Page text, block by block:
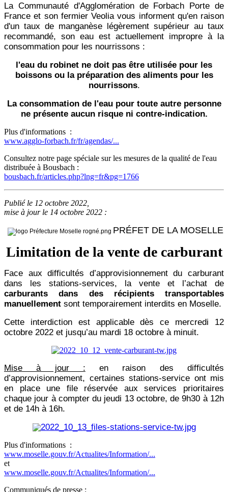
La Communauté d'Agglomération de Forbach Porte de
France et son fermier Veolia vous informent qu'en raison
d'un taux de manganèse légèrement supérieur au taux
recommandé, son eau est actuellement impropre à la
consommation pour les nourrissons :
l'eau du robinet ne doit pas être utilisée pour les
boissons ou la préparation des aliments pour les
nourrissons.
La consommation de l'eau pour toute autre personne
ne présente aucun risque ni contre-indication.
Plus d'informations :
www.agglo-forbach.fr/fr/agendas/...
Consultez notre page spéciale sur les mesures de la qualité de l'eau
distribuée à Bousbach :
bousbach.fr/articles.php?lng=fr&pg=1766
Publié le 12 octobre 2022,
mise à jour le 14 octobre 2022 :
PRÉFET DE LA MOSELLE
Limitation de la vente de carburant
Face aux difficultés d’approvisionnement du carburant
dans les stations-services, la vente et l’achat de
carburants dans des récipients transportables
manuellement sont temporairement interdits en Moselle.
Cette interdiction est applicable dès ce mercredi 12
octobre 2022 et jusqu’au mardi 18 octobre à minuit.
Mise à jour : en raison des difficultés
d’approvisionnement, certaines stations-service ont mis
en place une file réservée aux services prioritaires
chaque jour à compter du jeudi 13 octobre, de 9h30 à 12h
et de 14h à 16h.
Plus d'informations :
www.moselle.gouv.fr/Actualites/Information/...
et
www.moselle.gouv.fr/Actualites/Information/...
Communiqués de presse :